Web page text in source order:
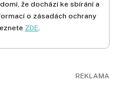
že dochází ke sbírání a
o zásadách ochrany
ZDE.